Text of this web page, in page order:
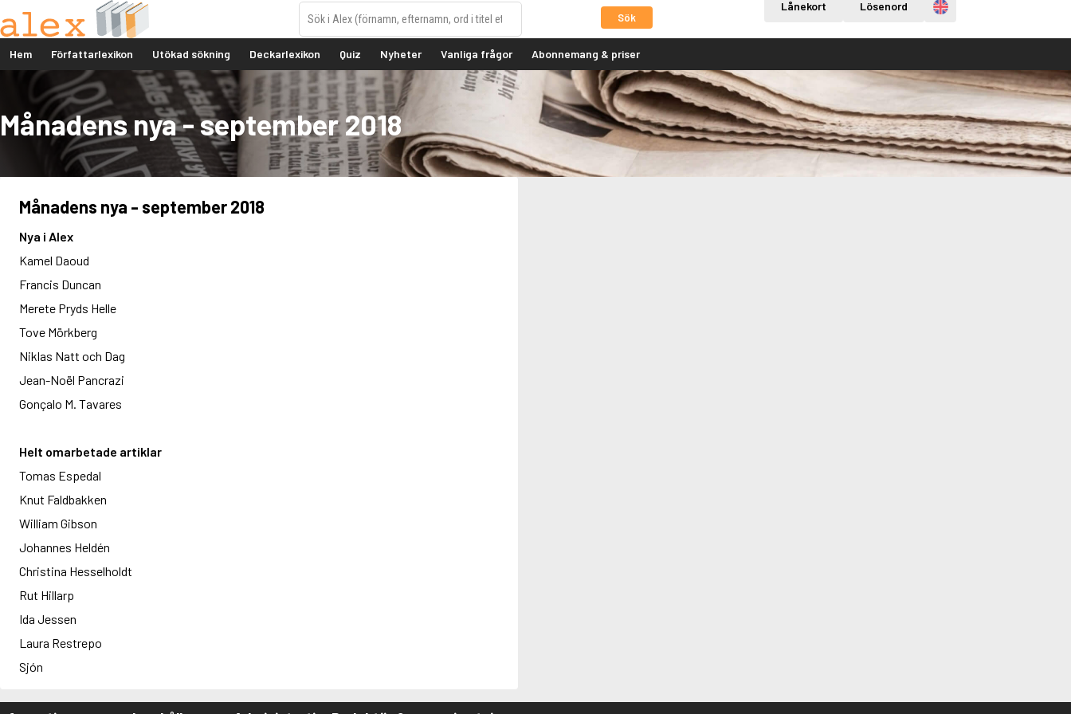
Sök
Lånekort Lösenord Engelska
Hem Författarlexikon Utökad sökning Deckarlexikon Quiz Nyheter Vanliga frågor Abonnemang & priser
Månadens nya - september 2018
Månadens nya - september 2018
Nya i Alex
Kamel Daoud
Francis Duncan
Merete Pryds Helle
Tove Mörkberg
Niklas Natt och Dag
Jean-Noël Pancrazi
Gonçalo M. Tavares
Helt omarbetade artiklar
Tomas Espedal
Knut Faldbakken
William Gibson
Johannes Heldén
Christina Hesselholdt
Rut Hillarp
Ida Jessen
Laura Restrepo
Sjón